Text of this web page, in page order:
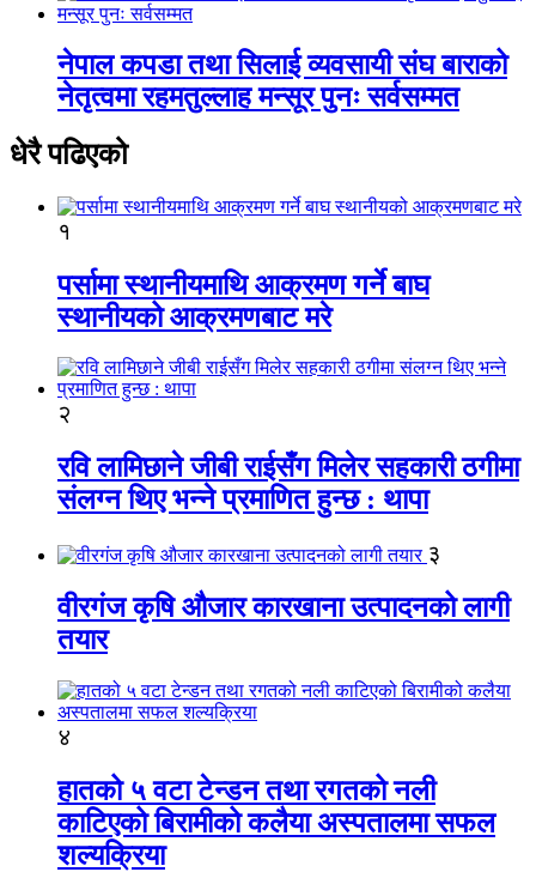
नेपाल कपडा तथा सिलाई व्यवसायी संघ बाराको
नेतृत्वमा रहमतुल्लाह मन्सूर पुनः सर्वसम्मत
धेरै पढिएको
१
पर्सामा स्थानीयमाथि आक्रमण गर्ने बाघ
स्थानीयको आक्रमणबाट मरे
२
रवि लामिछाने जीबी राईसँग मिलेर सहकारी ठगीमा
संलग्न थिए भन्ने प्रमाणित हुन्छ : थापा
३
वीरगंज कृषि औजार कारखाना उत्पादनको लागी
तयार
४
हातको ५ वटा टेन्डन तथा रगतको नली
काटिएको बिरामीको कलैया अस्पतालमा सफल
शल्यक्रिया